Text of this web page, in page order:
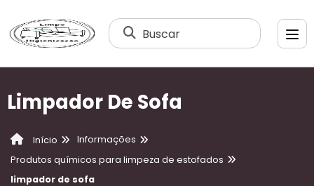
Buscar
Limpador De Sofa
Início
Informações
Produtos químicos para limpeza de estofados
limpador de sofa